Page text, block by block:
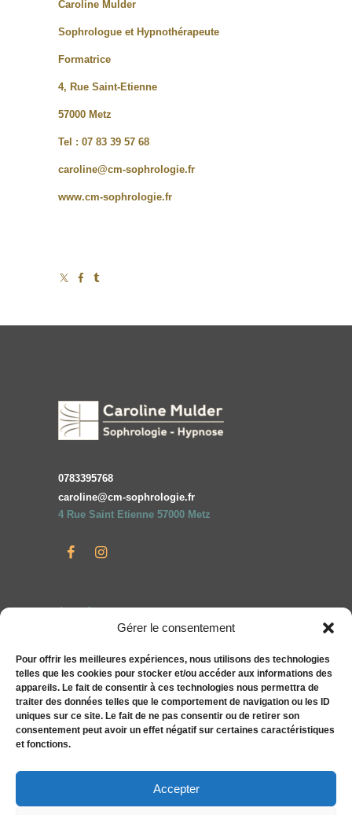
Gérer le consentement
Pour offrir les meilleures expériences, nous utilisons des technologies
telles que les cookies pour stocker et/ou accéder aux informations des
appareils. Le fait de consentir à ces technologies nous permettra de
traiter des données telles que le comportement de navigation ou les ID
uniques sur ce site. Le fait de ne pas consentir ou de retirer son
consentement peut avoir un effet négatif sur certaines caractéristiques
et fonctions.
Accepter
Caroline Mulder
Sophrologue et Hypnothérapeute
Formatrice
4, Rue Saint-Etienne
57000 Metz
Tel : 07 83 39 57 68
caroline@cm-sophrologie.fr
www.cm-sophrologie.fr
0783395768
caroline@cm-sophrologie.fr
4 Rue Saint Etienne 57000 Metz
Accueil
Entreprises
Compléments alimentaires bien-être S&You
Actualités
Tarifs
Contact